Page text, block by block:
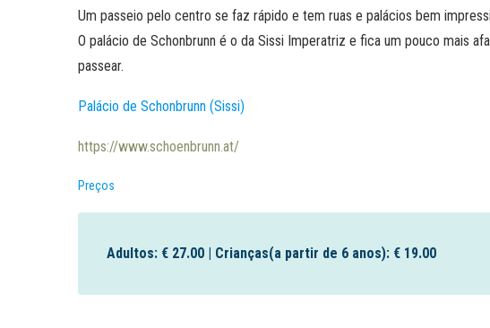
Um passeio pelo centro se faz rápido e tem ruas e palácios bem
O palácio de Schonbrunn é o da Sissi Imperatriz e fica um pouco mais
passear.
Palácio de Schonbrunn (Sissi)
https://www.schoenbrunn.at/
Preços
Adultos: € 27.00 | Crianças(a partir de 6 anos): € 19.00